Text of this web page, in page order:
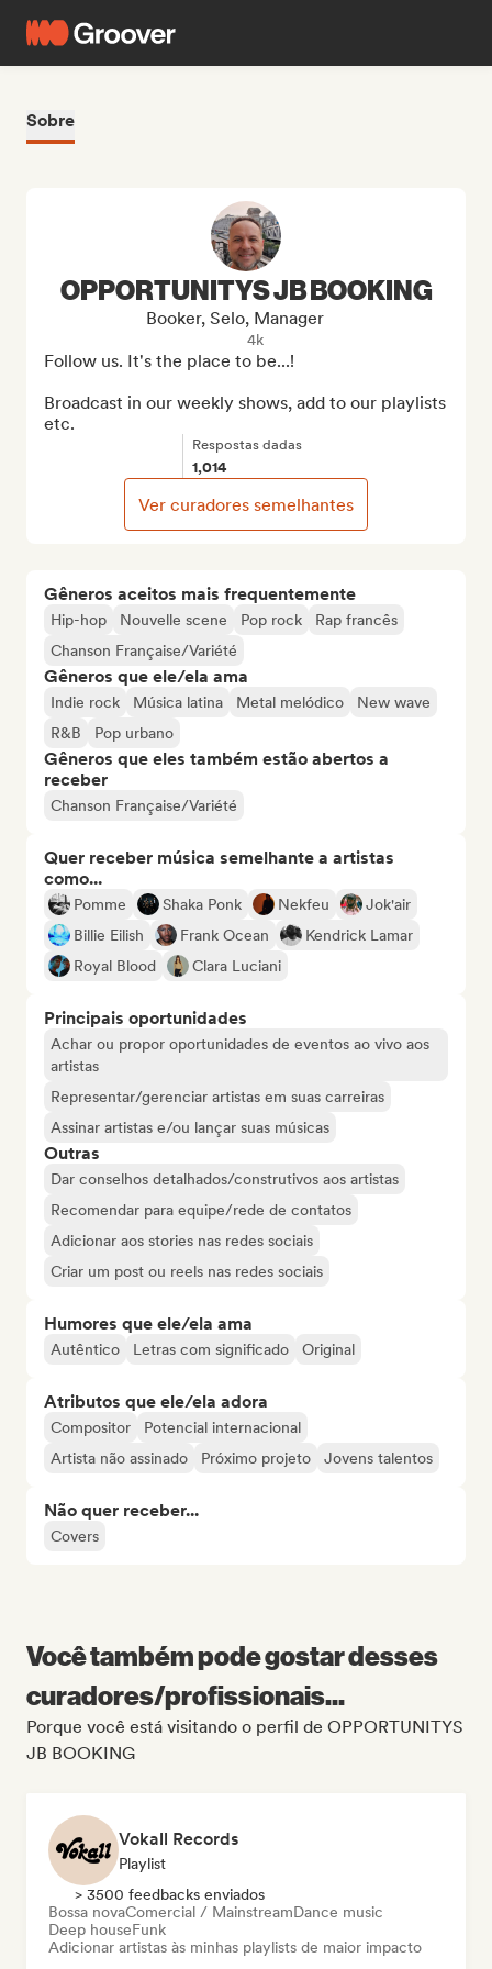
Sobre
Gêneros aceitos mais frequentemente
Hip-hop Nouvelle scene Pop rock
Rap francês
Chanson Française/Variété
Gêneros que ele/ela ama
Indie rock Música latina Metal melódico
New wave
R&B
Pop urbano
Gêneros que eles também estão abertos a
receber
Chanson Française/Variété
Quer receber música semelhante a artistas
como...
Pomme Shaka Ponk Nekfeu
Jok'air
Billie Eilish
Frank Ocean
Kendrick Lamar
Royal Blood
Clara Luciani
Principais oportunidades
Achar ou propor oportunidades de eventos ao vivo aos
artistas
Representar/gerenciar artistas em suas carreiras
Assinar artistas e/ou lançar suas músicas
Outras
Dar conselhos detalhados/construtivos aos artistas
Recomendar para equipe/rede de contatos
Adicionar aos stories nas redes sociais
Criar um post ou reels nas redes sociais
Humores que ele/ela ama
Autêntico Letras com significado Original
Atributos que ele/ela adora
Compositor
Potencial internacional
Artista não assinado
Próximo projeto Jovens talentos
Não quer receber...
Covers
OPPORTUNITYS JB BOOKING
Booker, Selo, Manager
4k
Follow us. It's the place to be...!
Broadcast in our weekly shows, add to our playlists
etc.
Respostas dadas
1,014
Ver curadores semelhantes
Você também pode gostar desses
curadores/profissionais...
Porque você está visitando o perfil de OPPORTUNITYS
JB BOOKING
Vokall Records
Playlist
> 3500 feedbacks enviados
Bossa novaComercial / MainstreamDance music
Deep houseFunk
Adicionar artistas às minhas playlists de maior impacto